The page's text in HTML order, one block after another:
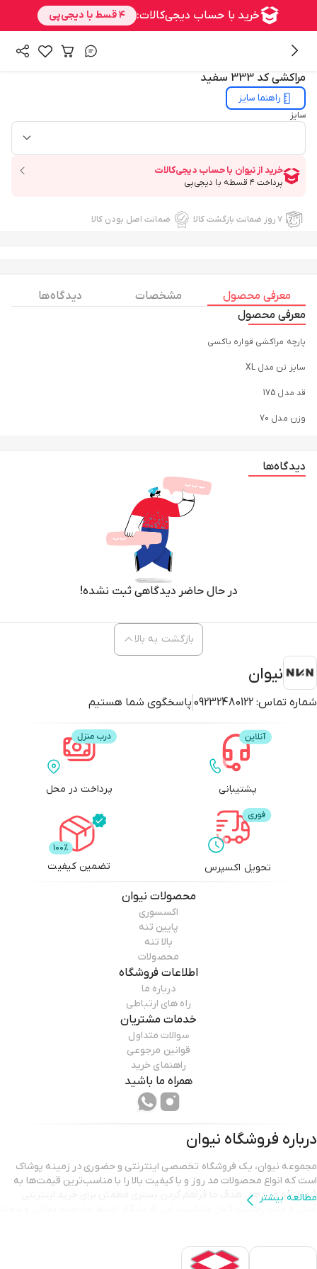
/
3
مراکشی کد 333 سفید
راهنما سایز
سایز
۷ روز ضمانت بازگشت کالا ضمانت اصل بودن کالا
معرفی محصول مشخصات
دیدگاه ها
معرفی محصول
پارچه مراکشی قواره باکسی
سایز تن مدل XL
قد مدل 175
وزن مدل 70
دیدگاه‌ها
در حال حاضر دیدگاهی ثبت نشده!
نیوان
شماره تماس: 09232480122 پاسخگوی شما هستیم
بازگشت به بالا
پشتیبانی پرداخت در محل
تحویل اکسپرس تضمین کیفیت
محصولات نیوان
اکسسوری
پایین تنه
بالا تنه
محصولات
اطلاعات فروشگاه
درباره ما
راه های ارتباطی
خدمات مشتریان
سوالات متداول
قوانین مرجوعی
راهنمای خرید
همراه ما باشید
درباره فروشگاه نیوان
مجموعه نیوان، یک فروشگاه تخصصی اینترنتی و حضوری در زمینه پوشاک
است که انواع محصولات مد روز و با کیفیت بالا را با مناسب‌ترین قیمت‌ها به
شما ارائه می‌دهد. هدف ما فراهم کردن بستری مطمئن برای خرید اینترنتی
آسان و جلب رضایت کامل شماست. این فروشگاه توسط ما، صمد نجاتی و سجاد
هدف تیم نیوان فراتر از ارائه پوشاک با کیفیت است؛ ما به ساختن ارتباطی
مطالعه بیشتر